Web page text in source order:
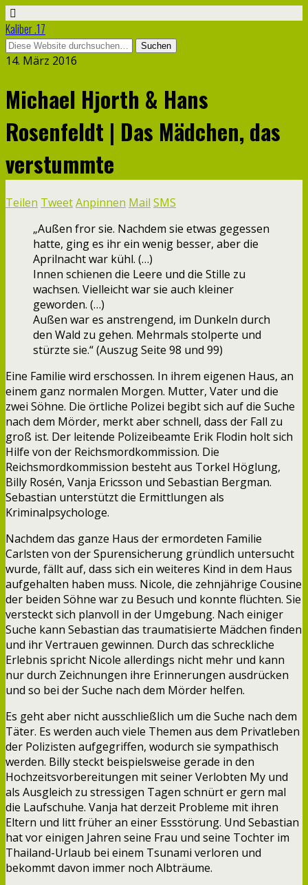
Kaliber .17
14. März 2016
Michael Hjorth & Hans
Rosenfeldt | Das Mädchen, das
verstummte
Teilen TweetAnpinnen Mail SMS
„Außen fror sie. Nachdem sie etwas gegessen
hatte, ging es ihr ein wenig besser, aber die
Aprilnacht war kühl. (…)
Innen schienen die Leere und die Stille zu
wachsen. Vielleicht war sie auch kleiner
geworden. (…)
Außen war es anstrengend, im Dunkeln durch
den Wald zu gehen. Mehrmals stolperte und
stürzte sie.“ (Auszug Seite 98 und 99)
Eine Familie wird erschossen. In ihrem eigenen Haus, an
einem ganz normalen Morgen. Mutter, Vater und die
zwei Söhne. Die örtliche Polizei begibt sich auf die Suche
nach dem Mörder, merkt aber schnell, dass der Fall zu
groß ist. Der leitende Polizeibeamte Erik Flodin holt sich
Hilfe von der Reichsmordkommission. Die
Reichsmordkommission besteht aus Torkel Höglung,
Billy Rosén, Vanja Ericsson und Sebastian Bergman.
Sebastian unterstützt die Ermittlungen als
Kriminalpsychologe.
Nachdem das ganze Haus der ermordeten Familie
Carlsten von der Spurensicherung gründlich untersucht
wurde, fällt auf, dass sich ein weiteres Kind in dem Haus
aufgehalten haben muss. Nicole, die zehnjährige Cousine
der beiden Söhne war zu Besuch und konnte flüchten. Sie
versteckt sich planvoll in der Umgebung. Nach einiger
Suche kann Sebastian das traumatisierte Mädchen finden
und ihr Vertrauen gewinnen. Durch das schreckliche
Erlebnis spricht Nicole allerdings nicht mehr und kann
nur durch Zeichnungen ihre Erinnerungen ausdrücken
und so bei der Suche nach dem Mörder helfen.
Es geht aber nicht ausschließlich um die Suche nach dem
Täter. Es werden auch viele Themen aus dem Privatleben
der Polizisten aufgegriffen, wodurch sie sympathisch
werden. Billy steckt beispielsweise gerade in den
Hochzeitsvorbereitungen mit seiner Verlobten My und
als Ausgleich zu stressigen Tagen schnürt er gern mal
die Laufschuhe. Vanja hat derzeit Probleme mit ihren
Eltern und litt früher an einer Essstörung. Und Sebastian
hat vor einigen Jahren seine Frau und seine Tochter im
Thailand-Urlaub bei einem Tsunami verloren und
bekommt davon immer noch Albträume.